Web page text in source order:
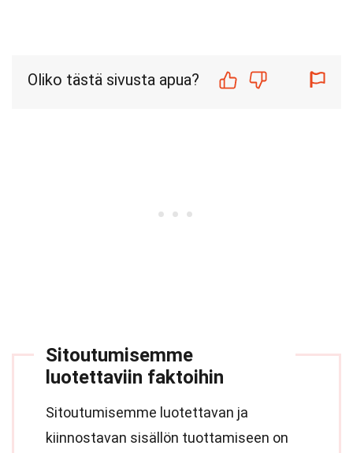
Oliko tästä sivusta apua?
Sitoutumisemme
luotettaviin faktoihin
Sitoutumisemme luotettavan ja
kiinnostavan sisällön tuottamiseen on